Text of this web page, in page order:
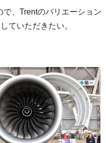
、Trentのバリエーション
ていただきたい。